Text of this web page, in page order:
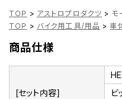
TOP > アストロプロダクツ > モ
TOP > バイク用工具/用品 > 車
商品仕様
[セット内容]
ビ